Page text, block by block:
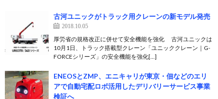
古河ユニックがトラック用クレーンの新モデル発売
2018.10.05
厚労省の規格改正に併せて安全機能を強化 古河ユニックは
10月1日、トラック搭載型クレーン「ユニッククレーン｜G-
FORCEシリーズ」の安全機能を強化[…]
ENEOSとZMP、エニキャリが東京・佃などのエリ
アで自動宅配ロボ活用したデリバリーサービス事業
検証へ